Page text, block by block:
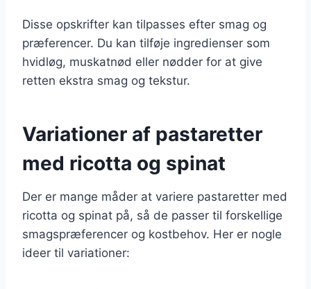
Disse opskrifter kan tilpasses efter smag og
præferencer. Du kan tilføje ingredienser som
hvidløg, muskatnød eller nødder for at give
retten ekstra smag og tekstur.
Variationer af pastaretter
med ricotta og spinat
Der er mange måder at variere pastaretter med
ricotta og spinat på, så de passer til forskellige
smagspræferencer og kostbehov. Her er nogle
ideer til variationer: